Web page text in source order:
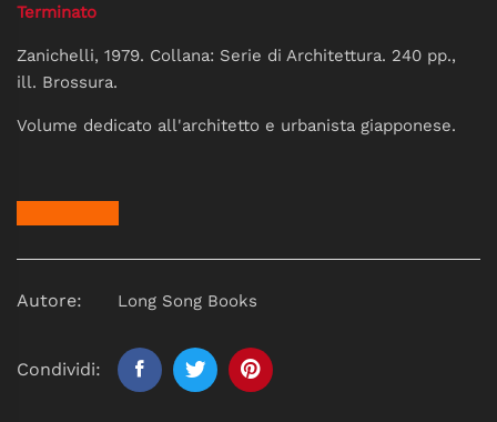
Terminato
Zanichelli, 1979. Collana: Serie di Architettura. 240 pp.,
ill. Brossura.
Volume dedicato all'architetto e urbanista giapponese.
Autore: Long Song Books
Condividi: